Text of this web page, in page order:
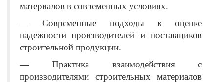
материалов в современных условиях.
— Современные подходы к оценке
надежности производителей и поставщиков
строительной продукции.
— Практика взаимодействия с
производителями строительных материалов